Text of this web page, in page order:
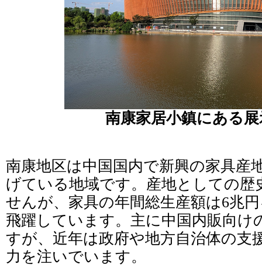
南康家居小鎮にある
南康地区は中国国内で新興の家具産
げている地域です。産地としての歴
せんが、家具の年間総生産額は6兆
飛躍しています。主に中国内販向け
すが、近年は政府や地方自治体の支
力を注いでいます。